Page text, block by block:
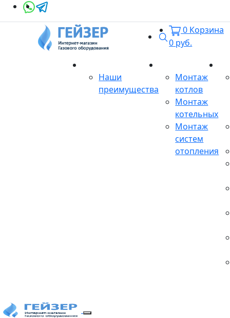
Поиск
0 Корзина
0 руб.
Наши
преимущества
Монтаж
котлов
Монтаж
котельных
Монтаж
систем
отопления